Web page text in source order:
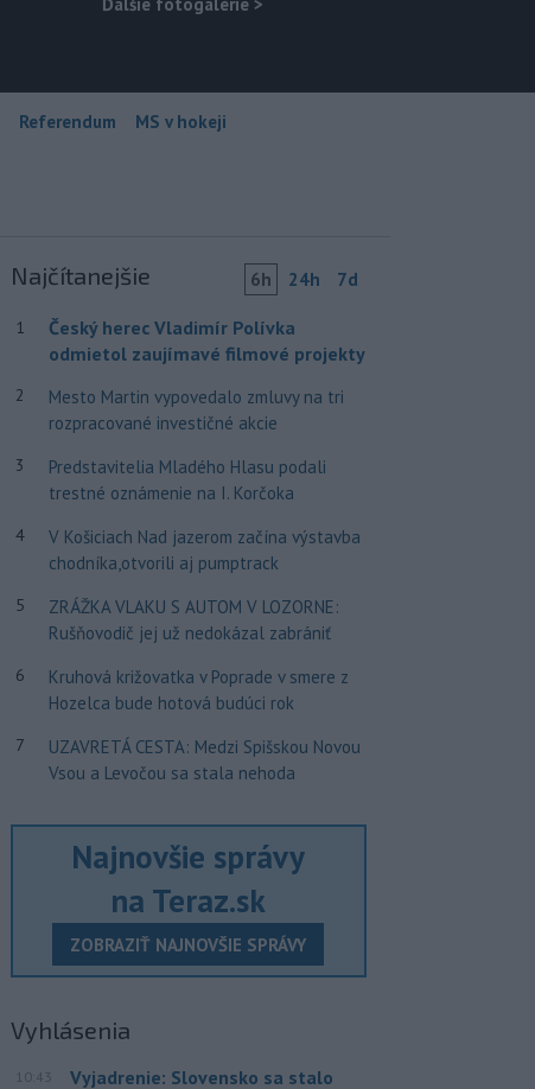
Referendum MS v hokeji
Najčítanejšie 6h 24h 7d
1
Český herec Vladimír Polívka
odmietol zaujímavé filmové projekty
2
Mesto Martin vypovedalo zmluvy na tri
rozpracované investičné akcie
3
Predstavitelia Mladého Hlasu podali
trestné oznámenie na I. Korčoka
4
V Košiciach Nad jazerom začína výstavba
chodníka,otvorili aj pumptrack
5
ZRÁŽKA VLAKU S AUTOM V LOZORNE:
Rušňovodič jej už nedokázal zabrániť
6
Kruhová križovatka v Poprade v smere z
Hozelca bude hotová budúci rok
7
UZAVRETÁ CESTA: Medzi Spišskou Novou
Vsou a Levočou sa stala nehoda
Najnovšie správy
na Teraz.sk
ZOBRAZIŤ NAJNOVŠIE SPRÁVY
Vyhlásenia
10:43
Vyjadrenie: Slovensko sa stalo